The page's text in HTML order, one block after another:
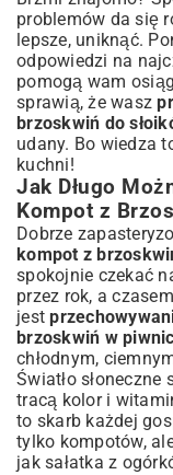
problemów da się
lepsze, uniknąć.
odpowiedzi na
pomogą wam
sprawią, że wasz
brzoskwiń do
udany. Bo wiedza
kuchni!
Jak Długo
Kompot z
Dobrze
kompot z
spokojnie czekać
przez rok, a
jest
brzoskwiń w
chłodnym,
Światło słoneczne
tracą kolor i
to skarb każdej
tylko kompotów,
jak sałatka z